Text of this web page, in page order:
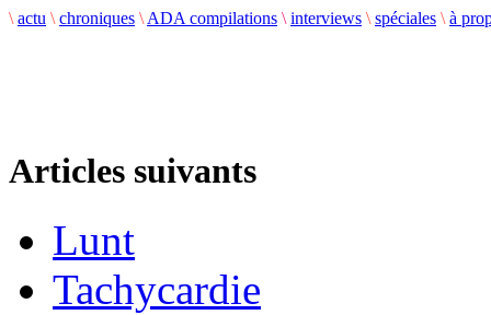
\ actu \ chroniques \ ADA compilations \ interviews \ spéciales \ à
Articles suivants
Lunt
Tachycardie